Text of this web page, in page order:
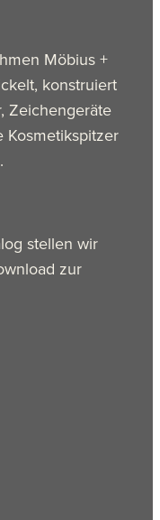
Möbius +
konstruiert
Zeichengeräte
Kosmetikspitzer
stellen wir
zur